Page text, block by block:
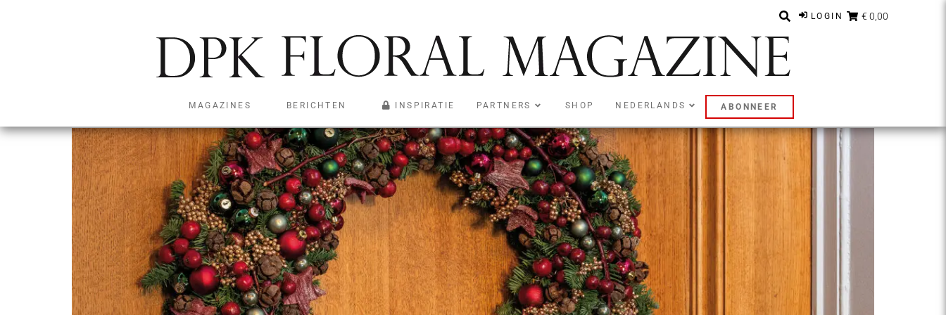
LOGIN € 0,00
MAGAZINES BERICHTEN INSPIRATIE PARTNERS SHOP NEDERLANDS ABONNEER
Weelderige kerstkrans